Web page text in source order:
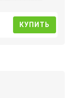
КУПИТЬ